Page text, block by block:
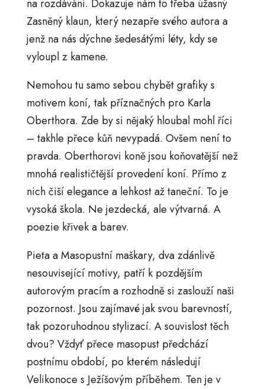
na rozdávání. Dokazuje nám to třeba úžasný
Zasněný klaun, který nezapře svého autora a
jenž na nás dýchne šedesátými léty, kdy se
vyloupl z kamene.
Nemohou tu samo sebou chybět grafiky s
motivem koní, tak příznačných pro Karla
Oberthora. Zde by si nějaký hloubal mohl říci
– takhle přece kůň nevypadá. Ovšem není to
pravda. Oberthorovi koně jsou koňovatější než
mnohá realističtější provedení koní. Přímo z
nich čiší elegance a lehkost až taneční. To je
vysoká škola. Ne jezdecká, ale výtvarná. A
poezie křivek a barev.
Pieta a Masopustní maškary, dva zdánlivě
nesouvisející motivy, patří k pozdějším
autorovým pracím a rozhodně si zaslouží naši
pozornost. Jsou zajímavé jak svou barevností,
tak pozoruhodnou stylizací. A souvislost těch
dvou? Vždyť přece masopust předchází
postnímu období, po kterém následují
Velikonoce s Ježíšovým příběhem. Ten je v